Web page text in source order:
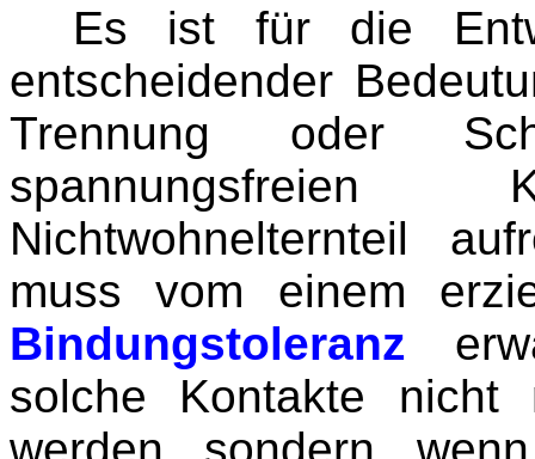
Es ist für die
entscheidender
Trennung oder
Nichtwohnelternteil
muss vom einem
Bindungstoleranz
solche Kontakte nicht
werden, sondern,